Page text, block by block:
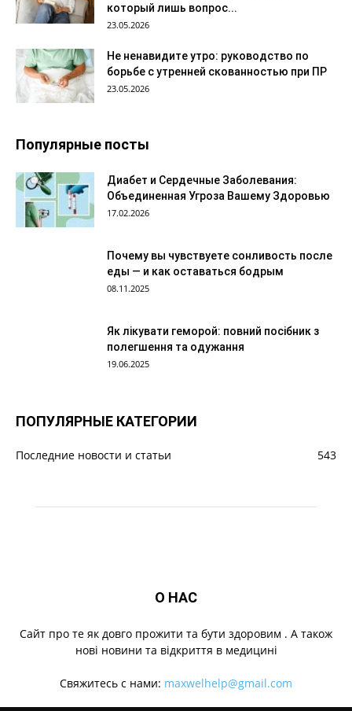
который лишь вопрос...
23.05.2026
Не ненавидите утро: руководство по
борьбе с утренней скованностью при ПР
23.05.2026
Популярные посты
Диабет и Сердечные Заболевания:
Объединенная Угроза Вашему Здоровью
17.02.2026
Почему вы чувствуете сонливость после
еды — и как оставаться бодрым
08.11.2025
Як лікувати геморой: повний посібник з
полегшення та одужання
19.06.2025
ПОПУЛЯРНЫЕ КАТЕГОРИИ
Последние новости и статьи 543
О НАС
Cайт про те як довго прожити та бути здоровим . А також
нові новини та відкриття в медицині
Свяжитесь с нами: maxwelhelp@gmail.com